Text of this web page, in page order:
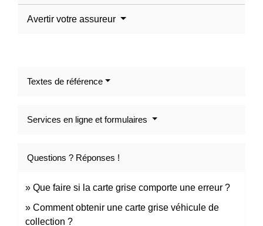
Avertir votre assureur
Textes de référence
Services en ligne et formulaires
Questions ? Réponses !
Que faire si la carte grise comporte une erreur ?
Comment obtenir une carte grise véhicule de
collection ?